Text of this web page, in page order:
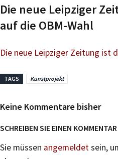
Die neue Leipziger
auf die OBM-Wahl
Die neue Leipziger Zeitung ist
TAGS Kunstprojekt
Keine Kommentare bisher
SCHREIBEN SIE EINEN KOMMENTAR
Sie müssen angemeldetsein,